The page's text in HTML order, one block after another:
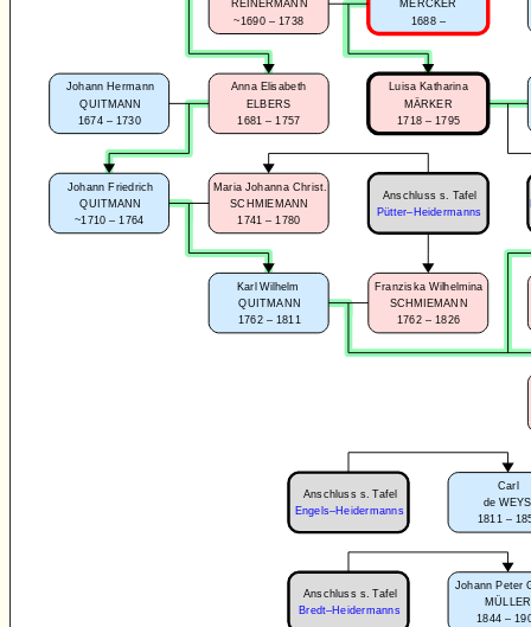
Luisa Katharina
MÄRKER
1718 – 1795
MERCKER
1688 –
REINERMANN
~1690 – 1738
Carl
de WEYS
1811 –
Johann Peter
MÜLLER
1844 –
Anna Elisabeth
ELBERS
1681 – 1757
Johann Hermann
QUITMANN
1674 – 1730
Maria Johanna Christ.
SCHMIEMANN
1741 – 1780
Johann Friedrich
QUITMANN
~1710 – 1764
Karl Wilhelm
QUITMANN
1762 – 1811
Franziska Wilhelmina
SCHMIEMANN
1762 – 1826
Anschluss s. Tafel
Engels–Heidermanns
Anschluss s. Tafel
Bredt–Heidermanns
Anschluss s. Tafel
Pütter–Heidermanns